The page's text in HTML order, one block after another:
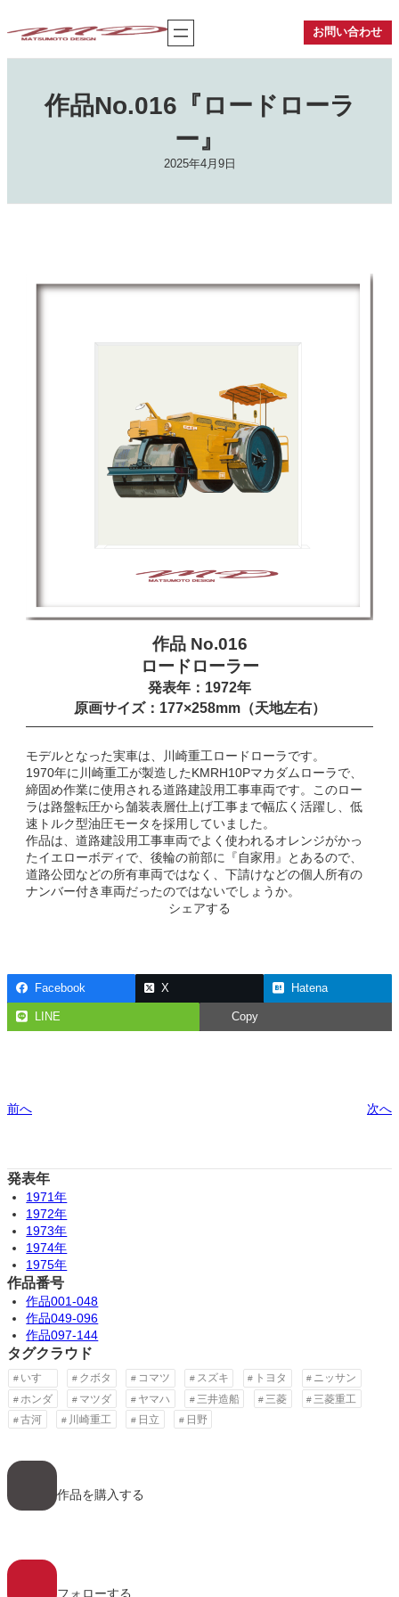
容
お問い合わせ
作品No.016『ロードローラ
ー』
2025年4月9日
作品 No.016
ロードローラー
発表年：1972年
原画サイズ：177×258mm（天地左右）
モデルとなった実車は、川崎重工ロードローラです。
1970年に川崎重工が製造したKMRH10Pマカダムローラで、
締固め作業に使用される道路建設用工事車両です。このロー
ラは路盤転圧から舗装表層仕上げ工事まで幅広く活躍し、低
速トルク型油圧モータを採用していました。
作品は、道路建設用工事車両でよく使われるオレンジがかっ
たイエローボディで、後輪の前部に『自家用』とあるので、
道路公団などの所有車両ではなく、下請けなどの個人所有の
ナンバー付き車両だったのではないでしょうか。
シェアする
Facebook X Hatena
LINE Copy
前へ 次へ
発表年
1971年
1972年
1973年
1974年
1975年
作品番号
作品001-048
作品049-096
作品097-144
タグクラウド
いすゞ クボタ コマツ スズキ トヨタ
ニッサン
ホンダ
マツダ ヤマハ 三井造船 三菱
三菱重工
古河
川崎重工 日立 日野
ア
イ
ン
リ
作品を購入する
ア
イ
フォローする